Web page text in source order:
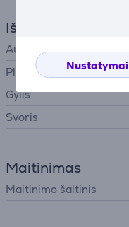
Nustatymai
Išmatavimai
Aukštis
Plotis
Gylis
Svoris
Maitinimas
Maitinimo šaltinis